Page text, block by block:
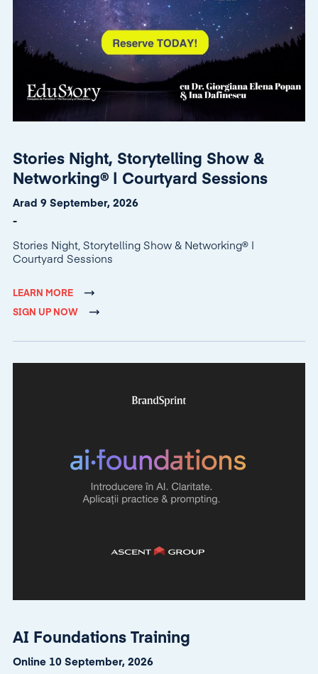
Stories Night, Storytelling Show &
Networking® | Courtyard Sessions
Arad 9 September, 2026
-
Stories Night, Storytelling Show & Networking® |
Courtyard Sessions
LEARN MORE
SIGN UP NOW
AI Foundations Training
Online 10 September, 2026